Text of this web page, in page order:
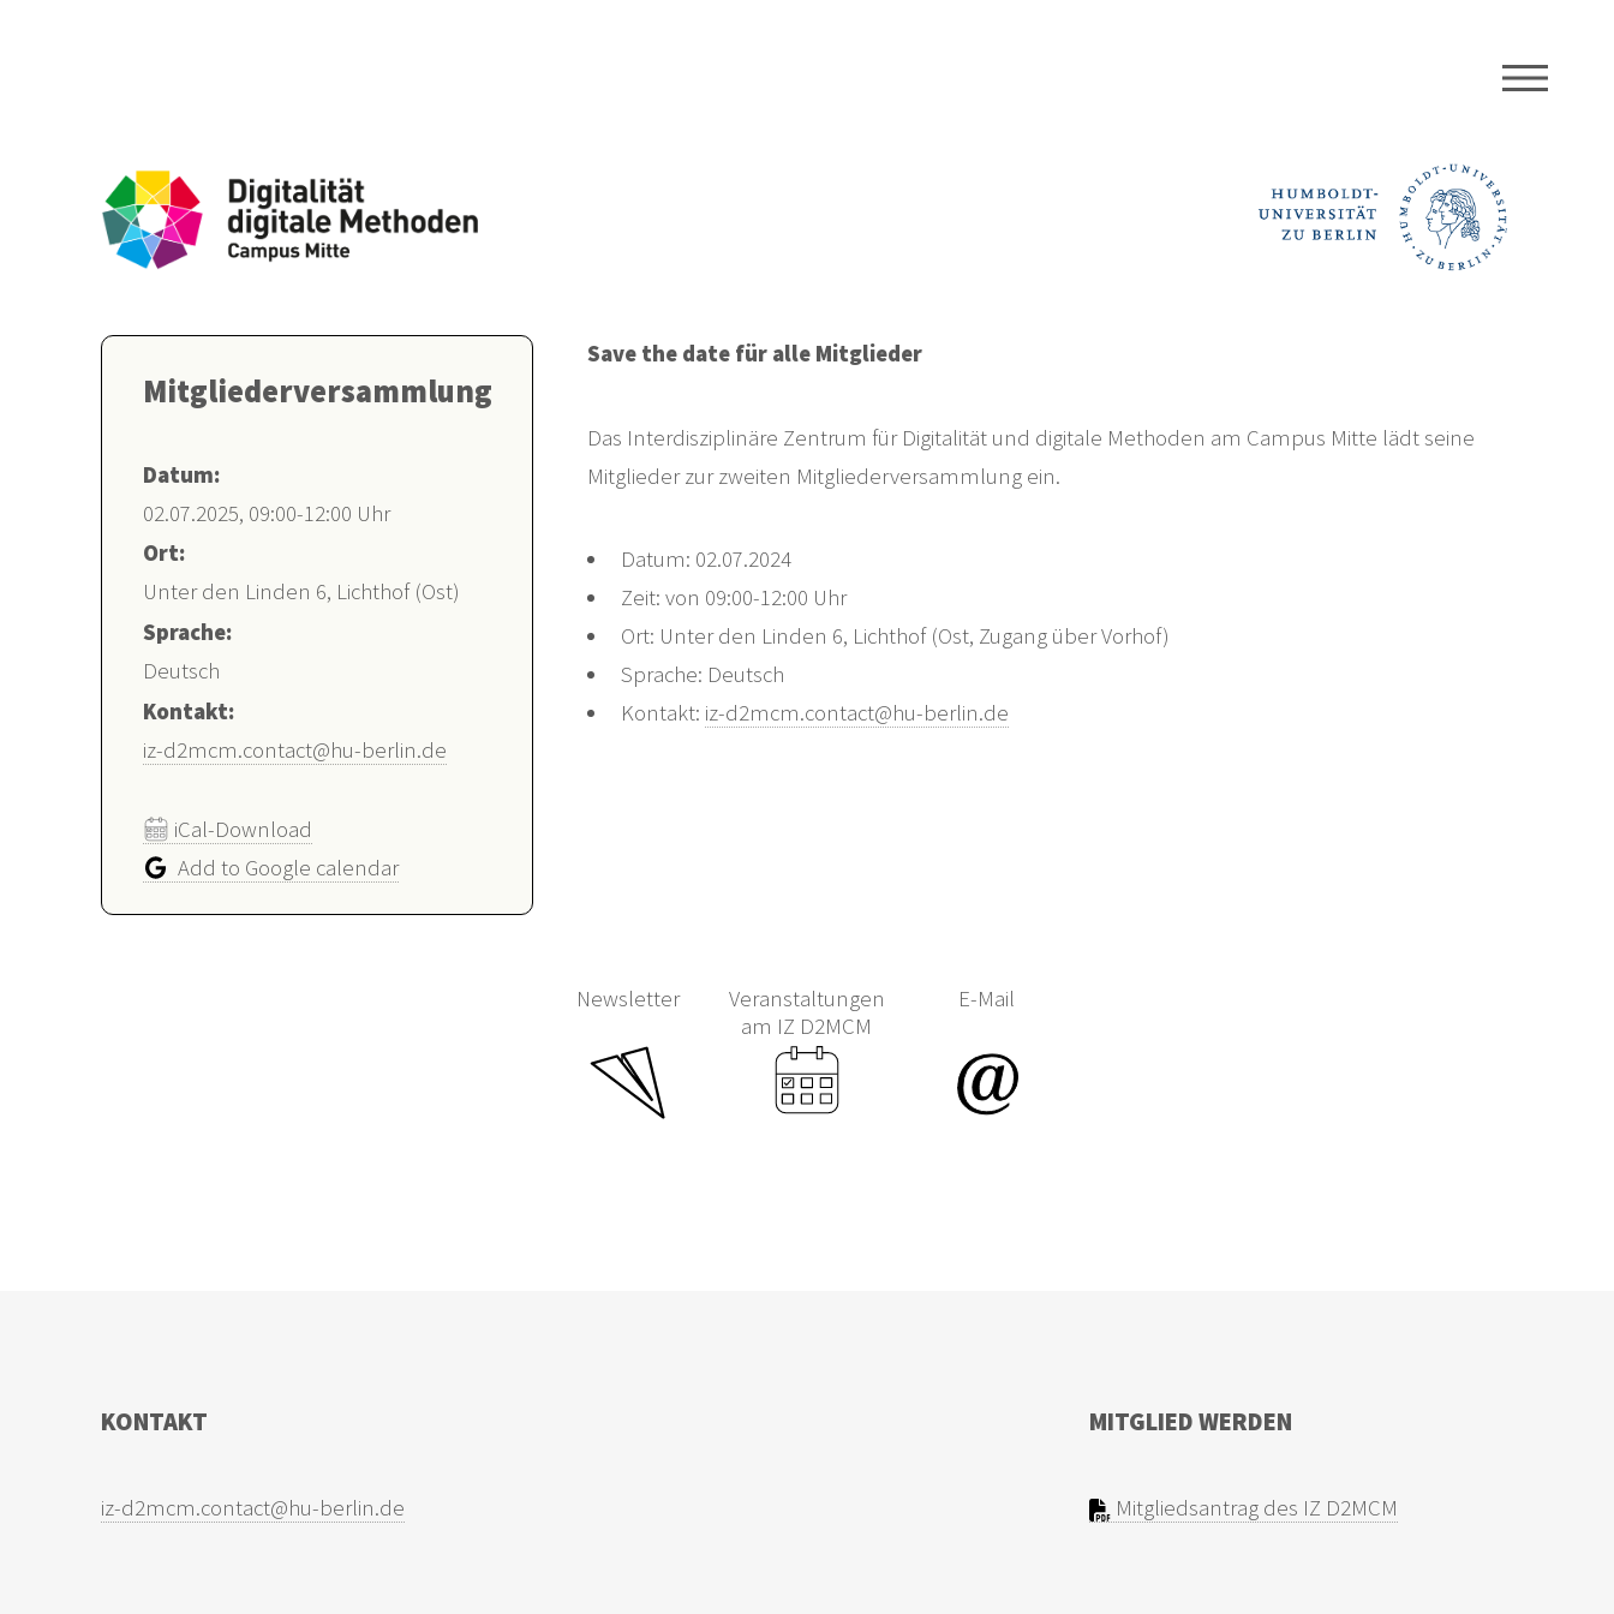
Mitgliederversammlung
Datum:
02.07.2025, 09:00-12:00 Uhr
Ort:
Unter den Linden 6, Lichthof (Ost)
Sprache:
Deutsch
Kontakt:
iz-d2mcm.contact@hu-berlin.de
iCal-Download
Add to Google calendar
Save the date für alle Mitglieder
Das Interdisziplinäre Zentrum für Digitalität und digitale Methoden am Campus Mitte lädt seine
Mitglieder zur zweiten Mitgliederversammlung ein.
Datum: 02.07.2024
Zeit: von 09:00-12:00 Uhr
Ort: Unter den Linden 6, Lichthof (Ost, Zugang über Vorhof)
Sprache: Deutsch
Kontakt: iz-d2mcm.contact@hu-berlin.de
Newsletter
Veranstaltungen
am IZ D2MCM
E-Mail
KONTAKT MITGLIED WERDEN
Mitgliedsantrag des IZ D2MCM